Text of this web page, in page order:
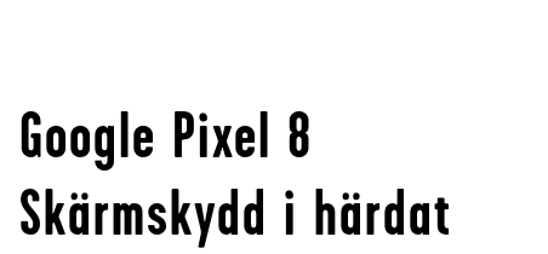
Google Pixel 8
Skärmskydd i härdat